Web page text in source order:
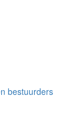
bestuurders